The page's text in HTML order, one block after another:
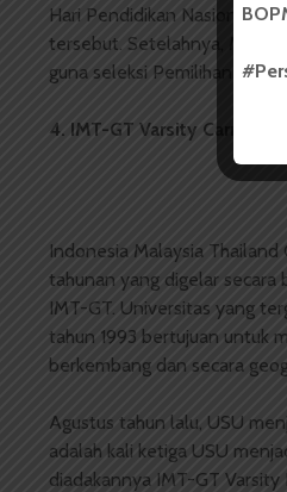
Hari Pendidikan Nasional, 2
tersebut. Setelahnya,
guna seleksi Pemilihan
4. IMT-GT Varsity Carnival
Indonesia Malaysia
tahunan yang digelar
IMT-GT. Universitas yang
tahun 1993 bertujuan untuk
berkembang dan secara
Agustus tahun lalu, USU
adalah kali ketiga USU
diadakannya IMT-GT Varsity